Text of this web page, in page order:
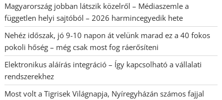
Magyarország jobban látszik közelről – Médiaszemle a
független helyi sajtóból – 2026 harmincegyedik hete
Nehéz időszak, jó 9-10 napon át velünk marad ez a 40 fokos
pokoli hőség – még csak most fog ráerősíteni
Elektronikus aláírás integráció – Így kapcsolható a vállalati
rendszerekhez
Most volt a Tigrisek Világnapja, Nyíregyházán számos fajjal